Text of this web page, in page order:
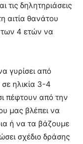
τις δηλητηριάσεις
αιτία θανάτου
των 4 ετών να
γυρίσει από
ηλικία 3-4
πέφτουν από την
μας βλέπει να
ή να τα βάζουμε
σχέδιο δράσης